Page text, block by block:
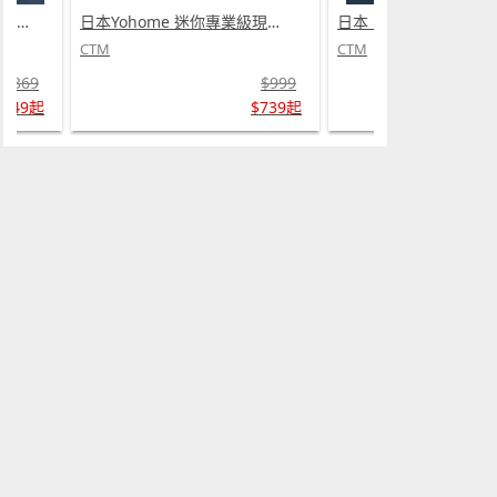
日本 DEAR.MIN 雲感多重軟芯柔托緩壓Peace柔眠枕 (需訂貨)
$369
起
日本Yohome 迷你專業級現磨鮮萃奶泡3合1半自動家庭意式咖啡機 (需訂貨)
CTM
$999
$739起
CTM